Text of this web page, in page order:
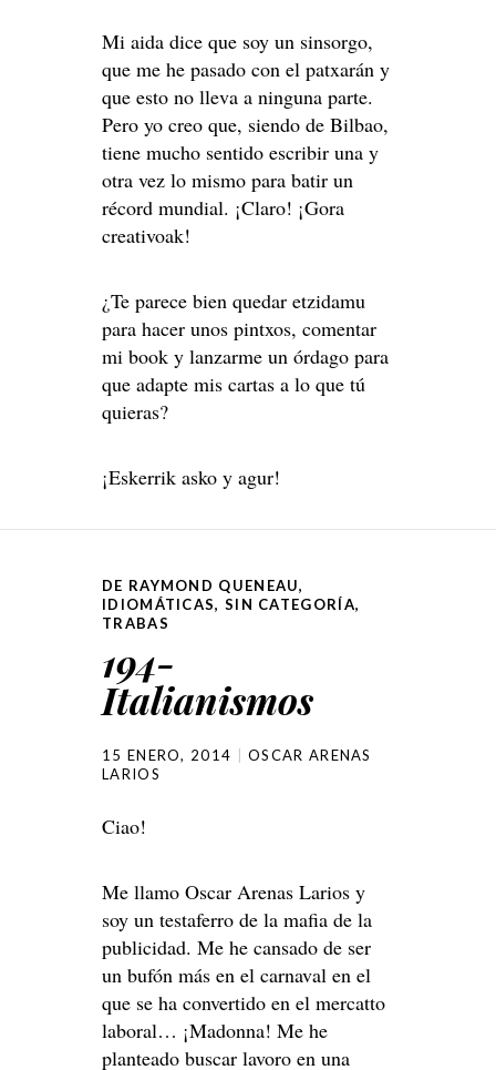
Mi aida dice que soy un sinsorgo,
que me he pasado con el patxarán y
que esto no lleva a ninguna parte.
Pero yo creo que, siendo de Bilbao,
tiene mucho sentido escribir una y
otra vez lo mismo para batir un
récord mundial. ¡Claro! ¡Gora
creativoak!
¿Te parece bien quedar etzidamu
para hacer unos pintxos, comentar
mi book y lanzarme un órdago para
que adapte mis cartas a lo que tú
quieras?
¡Eskerrik asko y agur!
DE RAYMOND QUENEAU,
IDIOMÁTICAS, SIN CATEGORÍA,
TRABAS
194-
Italianismos
15 ENERO, 2014
OSCAR ARENAS
LARIOS
Ciao!
Me llamo Oscar Arenas Larios y
soy un testaferro de la mafia de la
publicidad. Me he cansado de ser
un bufón más en el carnaval en el
que se ha convertido en el mercatto
laboral… ¡Madonna! Me he
planteado buscar lavoro en una